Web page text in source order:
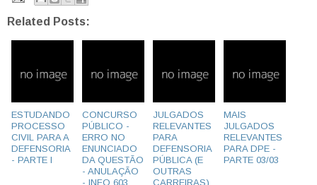
Related Posts:
ESTUDANDO
PROCESSO
CIVIL PARA A
DEFENSORIA
- PARTE I
CONCURSO
PÚBLICO -
ERRO NO
ENUNCIADO
DA QUESTÃO
- ANULAÇÃO
- INFO 603
JULGADOS
RELEVANTES
PARA
DEFENSORIA
PÚBLICA (E
OUTRAS
CARREIRAS)
MAIS
JULGADOS
RELEVANTES
PARA DPE -
PARTE 03/03